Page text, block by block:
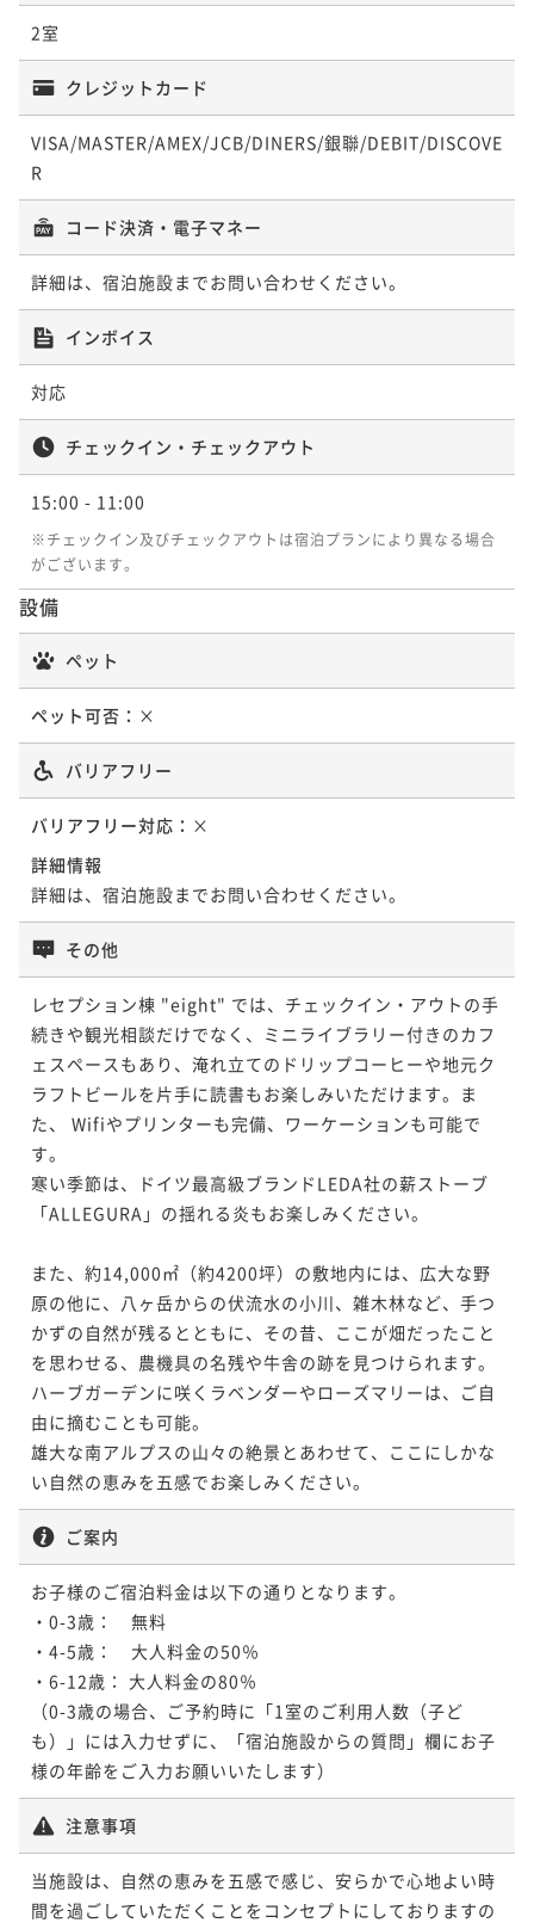
2室
クレジットカード
VISA/MASTER/AMEX/JCB/DINERS/銀聯/DEBIT/DISCOVE
R
コード決済・電子マネー
詳細は、宿泊施設までお問い合わせください。
インボイス
対応
チェックイン・チェックアウト
15:00 - 11:00
※チェックイン及びチェックアウトは宿泊プランにより異なる場合
がございます。
設備
ペット
ペット可否： ×
バリアフリー
バリアフリー対応： ×
詳細情報
詳細は、宿泊施設までお問い合わせください。
その他
レセプション棟 "eight" では、チェックイン・アウトの手
続きや観光相談だけでなく、ミニライブラリー付きのカフ
ェスペースもあり、淹れ立てのドリップコーヒーや地元ク
ラフトビールを片手に読書もお楽しみいただけます。ま
た、 Wifiやプリンターも完備、ワーケーションも可能で
す。
寒い季節は、ドイツ最高級ブランドLEDA社の薪ストーブ
「ALLEGURA」の揺れる炎もお楽しみください。
また、約14,000㎡（約4200坪）の敷地内には、広大な野
原の他に、八ヶ岳からの伏流水の小川、雑木林など、手つ
かずの自然が残るとともに、その昔、ここが畑だったこと
を思わせる、農機具の名残や牛舎の跡を見つけられます。
ハーブガーデンに咲くラベンダーやローズマリーは、ご自
由に摘むことも可能。
雄大な南アルプスの山々の絶景とあわせて、ここにしかな
い自然の恵みを五感でお楽しみください。
ご案内
お子様のご宿泊料金は以下の通りとなります。
・0-3歳：　無料
・4-5歳：　大人料金の50％
・6-12歳： 大人料金の80％
（0-3歳の場合、ご予約時に「1室のご利用人数（子ど
も）」には入力せずに、「宿泊施設からの質問」欄にお子
様の年齢をご入力お願いいたします）
注意事項
当施設は、自然の恵みを五感で感じ、安らかで心地よい時
間を過ごしていただくことをコンセプトにしておりますの